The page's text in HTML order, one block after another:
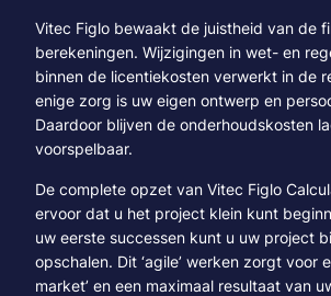
Vitec Figlo bewaakt de juistheid van de
berekeningen. Wijzigingen in wet- en
binnen de licentiekosten verwerkt in de
enige zorg is uw eigen ontwerp en
Daardoor blijven de onderhoudskosten
voorspelbaar.
De complete opzet van Vitec Figlo
ervoor dat u het project klein kunt
uw eerste successen kunt u uw project
opschalen. Dit ‘agile’ werken zorgt voor
market’ en een maximaal resultaat van